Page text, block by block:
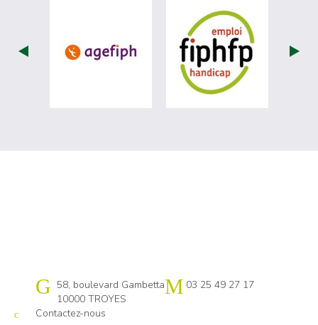
visiter les site de Agefiph (nouvelle
visiter les
Cap emploi 10
58, boulevard Gambetta
10000 TROYES
03 25 49 27 17
Contactez-nous